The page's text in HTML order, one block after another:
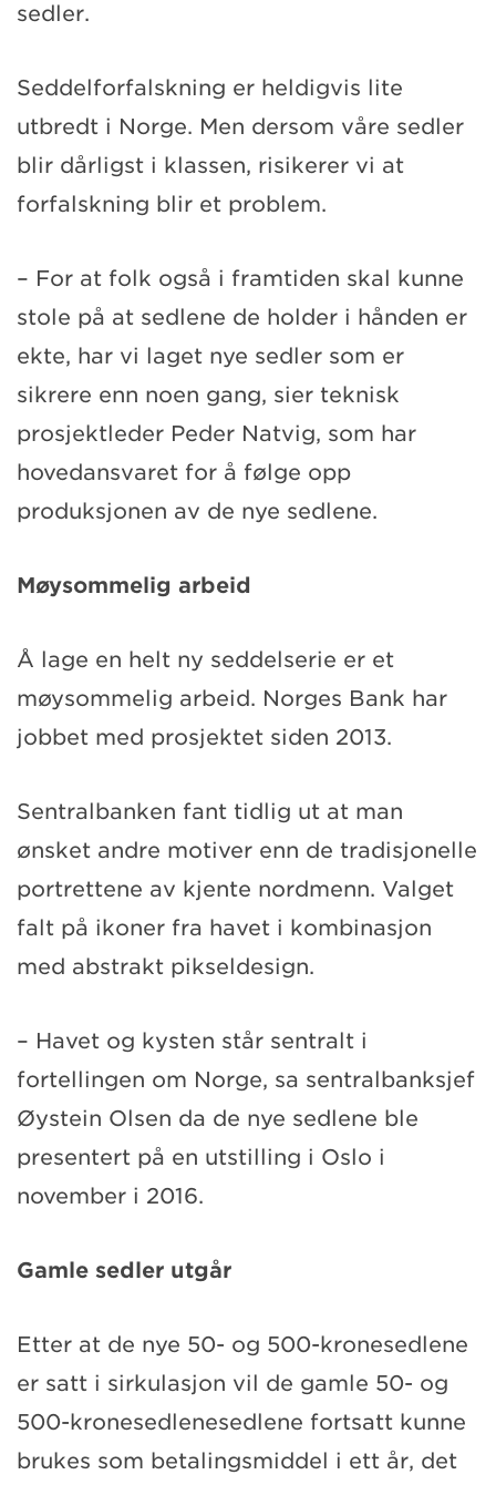
sedler.
Seddelforfalskning er heldigvis lite
utbredt i Norge. Men dersom våre sedler
blir dårligst i klassen, risikerer vi at
forfalskning blir et problem.
– For at folk også i framtiden skal kunne
stole på at sedlene de holder i hånden er
ekte, har vi laget nye sedler som er
sikrere enn noen gang, sier teknisk
prosjektleder Peder Natvig, som har
hovedansvaret for å følge opp
produksjonen av de nye sedlene.
Møysommelig arbeid
Å lage en helt ny seddelserie er et
møysommelig arbeid. Norges Bank har
jobbet med prosjektet siden 2013.
Sentralbanken fant tidlig ut at man
ønsket andre motiver enn de tradisjonelle
portrettene av kjente nordmenn. Valget
falt på ikoner fra havet i kombinasjon
med abstrakt pikseldesign.
– Havet og kysten står sentralt i
fortellingen om Norge, sa sentralbanksjef
Øystein Olsen da de nye sedlene ble
presentert på en utstilling i Oslo i
november i 2016.
Gamle sedler utgår
Etter at de nye 50- og 500-kronesedlene
er satt i sirkulasjon vil de gamle 50- og
500-kronesedlenesedlene fortsatt kunne
brukes som betalingsmiddel i ett år, det